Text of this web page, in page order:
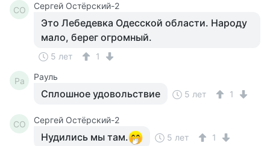
СО Сергей Остёрский-2
Это Лебедевка Одесской области. Народу
мало, берег огромный.
5 лет 1
Ра Рауль
Сплошное удовольствие 5 лет 1
СО Сергей Остёрский-2
Нудились мы там. 5 лет 1